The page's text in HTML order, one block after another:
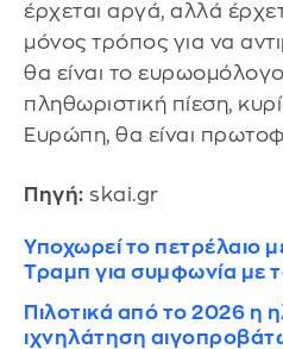
έρχεται αργά, αλλά
μόνος τρόπος για να
θα είναι το
πληθωριστική πίεση,
Ευρώπη, θα είναι
Πηγή: skai.gr
Υποχωρεί το πετρέλαιο
Τραμπ για συμφωνία με
Πιλοτικά από το 2026 η
ιχνηλάτηση